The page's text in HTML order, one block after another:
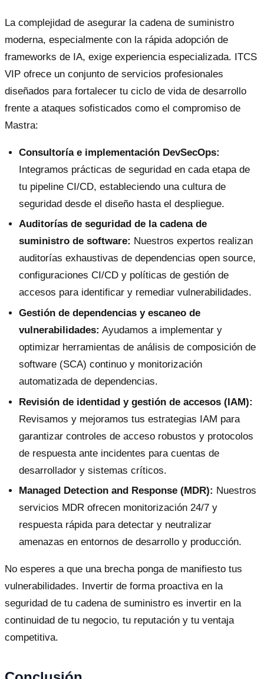
La complejidad de asegurar la cadena de suministro
moderna, especialmente con la rápida adopción de
frameworks de IA, exige experiencia especializada. ITCS
VIP ofrece un conjunto de servicios profesionales
diseñados para fortalecer tu ciclo de vida de desarrollo
frente a ataques sofisticados como el compromiso de
Mastra:
Consultoría e implementación DevSecOps:
Integramos prácticas de seguridad en cada etapa de
tu pipeline CI/CD, estableciendo una cultura de
seguridad desde el diseño hasta el despliegue.
Auditorías de seguridad de la cadena de
suministro de software: Nuestros expertos realizan
auditorías exhaustivas de dependencias open source,
configuraciones CI/CD y políticas de gestión de
accesos para identificar y remediar vulnerabilidades.
Gestión de dependencias y escaneo de
vulnerabilidades: Ayudamos a implementar y
optimizar herramientas de análisis de composición de
software (SCA) continuo y monitorización
automatizada de dependencias.
Revisión de identidad y gestión de accesos (IAM):
Revisamos y mejoramos tus estrategias IAM para
garantizar controles de acceso robustos y protocolos
de respuesta ante incidentes para cuentas de
desarrollador y sistemas críticos.
Managed Detection and Response (MDR): Nuestros
servicios MDR ofrecen monitorización 24/7 y
respuesta rápida para detectar y neutralizar
amenazas en entornos de desarrollo y producción.
No esperes a que una brecha ponga de manifiesto tus
vulnerabilidades. Invertir de forma proactiva en la
seguridad de tu cadena de suministro es invertir en la
continuidad de tu negocio, tu reputación y tu ventaja
competitiva.